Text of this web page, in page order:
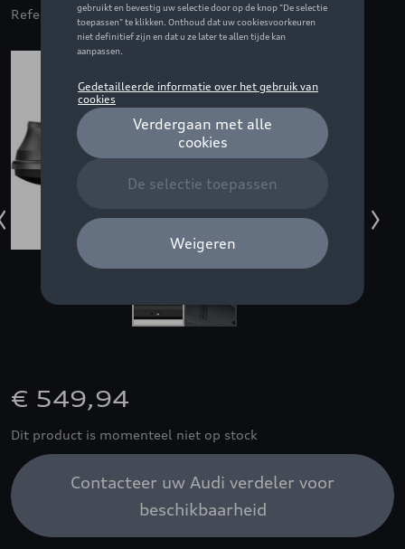
Referentie: THU634804
€ 549,94
Dit product is momenteel niet op stock
Contacteer uw Audi verdeler voor
beschikbaarheid